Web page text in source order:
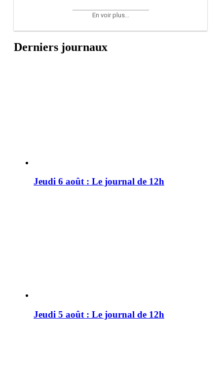
En voir plus...
Derniers journaux
Jeudi 6 août : Le journal de 12h
Jeudi 5 août : Le journal de 12h